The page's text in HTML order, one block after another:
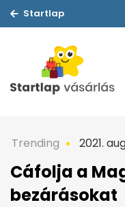
Startlap
Trending 2021.
Cáfolja a
bezárásokat